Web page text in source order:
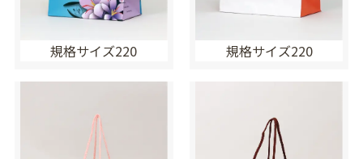
規格サイズ220 規格サイズ220